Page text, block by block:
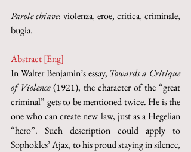
Parole chiave: violenza, eroe, critica, criminale,
bugia.
Abstract [Eng]
In Walter Benjamin’s essay, Towards a Critique
of Violence (1921), the character of the “great
criminal” gets to be mentioned twice. He is the
one who can create new law, just as a Hegelian
“hero”. Such description could apply to
Sophokles’ Ajax, to his proud staying in silence,